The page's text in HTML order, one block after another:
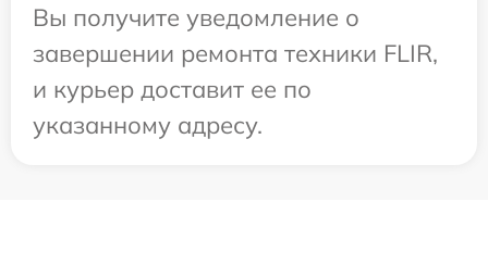
Вы получите уведомление о
завершении ремонта техники FLIR,
и курьер доставит ее по
указанному адресу.